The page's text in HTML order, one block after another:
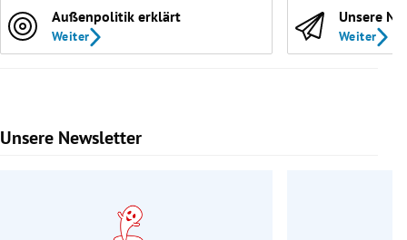
Außenpolitik erklärt
Weiter
Unsere
Weiter
Unsere Newsletter
Slide 1 von 9